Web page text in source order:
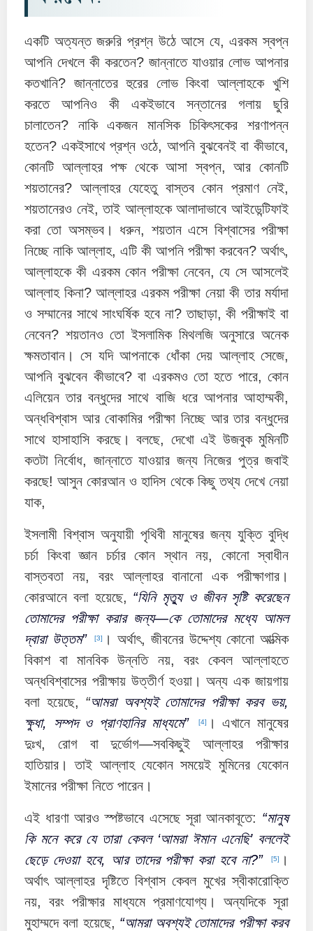
একটি অত্যন্ত জরুরি প্রশ্ন উঠে আসে যে, এরকম স্বপ্ন
আপনি দেখলে কী করতেন? জান্নাতে যাওয়ার লোভ আপনার
কতখানি? জান্নাতের হুরের লোভ কিংবা আল্লাহকে খুশি
করতে আপনিও কী একইভাবে সন্তানের গলায় ছুরি
চালাতেন? নাকি একজন মানসিক চিকিৎসকের শরণাপন্ন
হতেন? একইসাথে প্রশ্ন ওঠে, আপনি বুঝবেনই বা কীভাবে,
কোনটি আল্লাহর পক্ষ থেকে আসা স্বপ্ন, আর কোনটি
শয়তানের? আল্লাহর যেহেতু বাস্তব কোন প্রমাণ নেই,
শয়তানেরও নেই, তাই আল্লাহকে আলাদাভাবে আইডেন্টিফাই
করা তো অসম্ভব। ধরুন, শয়তান এসে বিশ্বাসের পরীক্ষা
নিচ্ছে নাকি আল্লাহ, এটি কী আপনি পরীক্ষা করবেন? অর্থাৎ,
আল্লাহকে কী এরকম কোন পরীক্ষা নেবেন, যে সে আসলেই
আল্লাহ কিনা? আল্লাহর এরকম পরীক্ষা নেয়া কী তার মর্যাদা
ও সম্মানের সাথে সাংঘর্ষিক হবে না? তাছাড়া, কী পরীক্ষাই বা
নেবেন? শয়তানও তো ইসলামিক মিথলজি অনুসারে অনেক
ক্ষমতাবান। সে যদি আপনাকে ধোঁকা দেয় আল্লাহ সেজে,
আপনি বুঝবেন কীভাবে? বা এরকমও তো হতে পারে, কোন
এলিয়েন তার বন্ধুদের সাথে বাজি ধরে আপনার আহাম্মকী,
অন্ধবিশ্বাস আর বোকামির পরীক্ষা নিচ্ছে আর তার বন্ধুদের
সাথে হাসাহাসি করছে। বলছে, দেখো এই উজবুক মুমিনটি
কতটা নির্বোধ, জান্নাতে যাওয়ার জন্য নিজের পুত্র জবাই
করছে! আসুন কোরআন ও হাদিস থেকে কিছু তথ্য দেখে নেয়া
যাক,
ইসলামী বিশ্বাস অনুযায়ী পৃথিবী মানুষের জন্য যুক্তি বুদ্ধি
চর্চা কিংবা জ্ঞান চর্চার কোন স্থান নয়, কোনো স্বাধীন
বাস্তবতা নয়, বরং আল্লাহর বানানো এক পরীক্ষাগার।
কোরআনে বলা হয়েছে, “যিনি মৃত্যু ও জীবন সৃষ্টি করেছেন
তোমাদের পরীক্ষা করার জন্য—কে তোমাদের মধ্যে আমল
দ্বারা উত্তম”
[3]
। অর্থাৎ, জীবনের উদ্দেশ্য কোনো আত্মিক
বিকাশ বা মানবিক উন্নতি নয়, বরং কেবল আল্লাহতে
অন্ধবিশ্বাসের পরীক্ষায় উত্তীর্ণ হওয়া। অন্য এক জায়গায়
বলা হয়েছে, “আমরা অবশ্যই তোমাদের পরীক্ষা করব ভয়,
ক্ষুধা, সম্পদ ও প্রাণহানির মাধ্যমে”
[4]
। এখানে মানুষের
দুঃখ, রোগ বা দুর্ভোগ—সবকিছুই আল্লাহর পরীক্ষার
হাতিয়ার। তাই আল্লাহ যেকোন সময়েই মুমিনের যেকোন
ইমানের পরীক্ষা নিতে পারেন।
এই ধারণা আরও স্পষ্টভাবে এসেছে সূরা আনকাবূতে: “মানুষ
কি মনে করে যে তারা কেবল ‘আমরা ঈমান এনেছি’ বললেই
ছেড়ে দেওয়া হবে, আর তাদের পরীক্ষা করা হবে না?”
[5]
।
অর্থাৎ আল্লাহর দৃষ্টিতে বিশ্বাস কেবল মুখের স্বীকারোক্তি
নয়, বরং পরীক্ষার মাধ্যমে প্রমাণযোগ্য। অন্যদিকে সূরা
মুহাম্মদে বলা হয়েছে, “আমরা অবশ্যই তোমাদের পরীক্ষা করব